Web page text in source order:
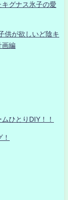
グナス氷子の愛
供が欲しいど陰キ
画編
ひとりDIY！！